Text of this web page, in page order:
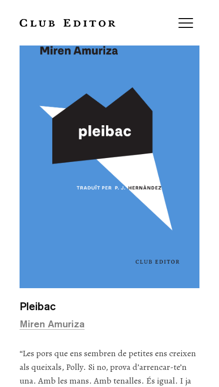
Pleibac
Miren Amuriza
“Les pors que ens sembren de petites ens creixen
als queixals, Polly. Si no, prova d’arrencar-te’n
una. Amb les mans. Amb tenalles. És igual. I ja